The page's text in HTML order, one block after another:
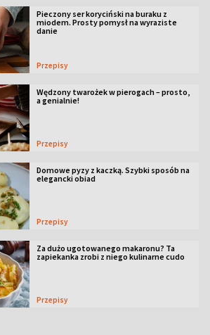
Pieczony ser koryciński na buraku z
miodem. Prosty pomysł na wyraziste
danie
Przepisy
Wędzony twarożek w pierogach – prosto,
a genialnie!
Przepisy
Domowe pyzy z kaczką. Szybki sposób na
elegancki obiad
Przepisy
Za dużo ugotowanego makaronu? Ta
zapiekanka zrobi z niego kulinarne cudo
Przepisy